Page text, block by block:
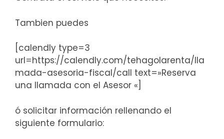
Tambien puedes
[calendly type=3
url=https://calendly.com/tehagolarenta/lla
mada-asesoria-fiscal/call text=»Reserva
una llamada con el Asesor «]
ó solicitar información rellenando el
siguiente formulario: